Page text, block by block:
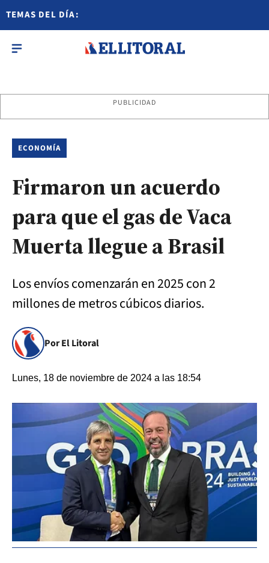
TEMAS DEL DÍA:
PUBLICIDAD
ECONOMÍA
Firmaron un acuerdo
para que el gas de Vaca
Muerta llegue a Brasil
Los envíos comenzarán en 2025 con 2
millones de metros cúbicos diarios.
Por El Litoral
Lunes, 18 de noviembre de 2024 a las 18:54